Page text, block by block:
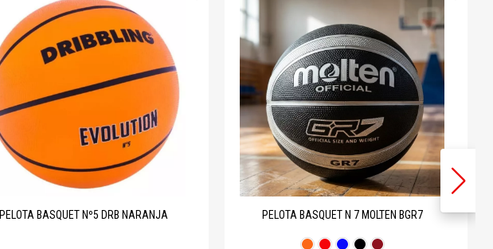
PELOTA BASQUET Nº5 DRB NARANJA PELOTA BASQUET N 7 MOLTEN BGR7